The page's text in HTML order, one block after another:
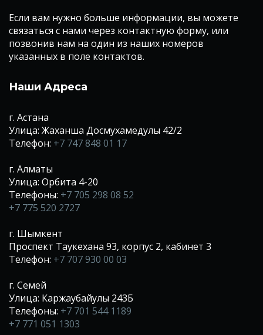
Если вам нужно больше информации, вы можете
связаться с нами через контактную форму, или
позвонив нам на один из наших номеров
указанных в поле контактов.
Наши Адреса
г. Астана
Улица: Жаханша Досмухамедулы 42/2
Телефон: +7 747 848 01 17
г. Алматы
Улица: Орбита 4-20
Телефоны: +7 705 298 08 52
+7 775 520 2727
г. Шымкент
Проспект Таукехана 93, корпус 2, кабинет 3
Телефон: +7 707 930 00 03
г. Семей
Улица: Каржаубайулы 243Б
Телефоны: +7 701 544 1189
+7 771 051 1303